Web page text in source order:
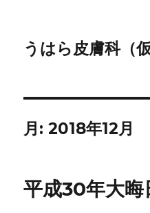
うはら皮膚科（
月:2018年12月
平成30年大晦